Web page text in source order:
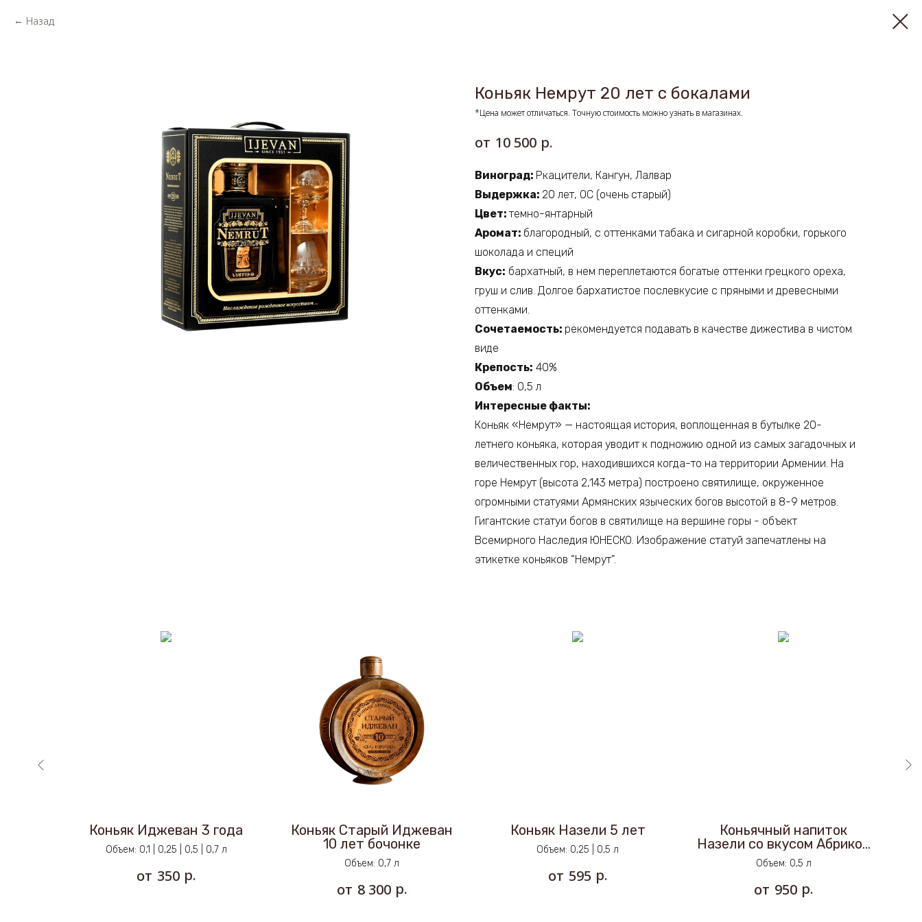
Назад
Коньяк Немрут 20 лет с бокалами
*Цена может отличаться. Точную стоимость можно узнать в магазинах.
10 500 р.
Виноград: Ркацители, Кангун, Лалвар
Выдержка: 20 лет, ОС (очень старый)
Цвет:темно-янтарный
Аромат: благородный, с оттенками табака и сигарной коробки, горького
шоколада и специй
Вкус: бархатный, в нем переплетаются богатые оттенки грецкого ореха,
груш и слив. Долгое бархатистое послевкусие с пряными и древесными
оттенками.
Сочетаемость: рекомендуется подавать в качестве дижестива в чистом
виде
Крепость: 40%
Объем: 0,5 л
Интересные факты:
Коньяк «Немрут» — настоящая история, воплощенная в бутылке 20-
летнего коньяка, которая уводит к подножию одной из самых загадочных и
величественных гор, находившихся когда-то на территории Армении. На
горе Немрут (высота 2,143 метра) построено святилище, окруженное
огромными статуями Aрмянских языческих богов высотой в 8-9 метров.
Гигантские статуи богов в святилище на вершине горы - объект
Всемирного Наследия ЮНЕСКО. Изображение статуй запечатлены на
этикетке коньяков “Немрут”.
Коньяк Иджеван 3 года
Объем: 0,1 | 0,25 | 0,5 | 0,7 л
350 р.
Коньяк Старый Иджеван
10 лет бочонке
Объем: 0,7 л
8 300 р.
Коньяк Назели 5 лет
Объем: 0,25 | 0,5 л
595 р.
Коньячный напиток
Назели со вкусом Абрикос
5 лет
Объем: 0,5 л
950 р.